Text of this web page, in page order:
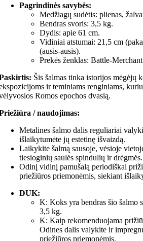
Pagrindinės savybės:
Medžiagų sudėtis: plienas,
Bendras svoris: 3,5 kg.
Dydis: apie 61 cm.
Vidiniai atstumai: 21,5 cm
(ausis-ausis).
Prekės ženklas: Battle-
Šis šalmas tinka istorijos mėgėjų
ir teminiams renginiams,
Romos epochos dvasią.
/ naudojimas:
Metalines šalmo dalis reguliariai
išlaikytumėte jų estetinę išvaizdą.
Laikykite šalmą sausoje, vėsioje
tiesioginių saulės spindulių ir drėgmės.
Odinį vidinį pamušalą periodiškai
priežiūros priemonėmis, siekiant
DUK:
K: Koks yra bendras šio šalmo
3,5 kg.
K: Kaip rekomenduojama
Odines dalis valykite ir
priežiūros priemonėmis.